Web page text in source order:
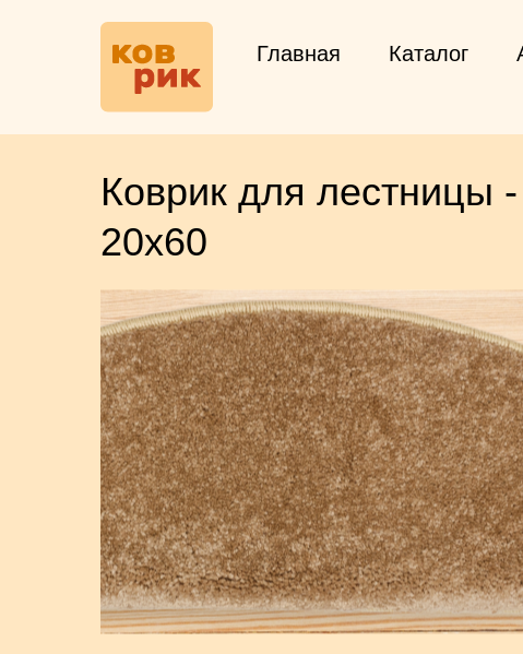
Главная Каталог
Коврик для лестницы
20х60